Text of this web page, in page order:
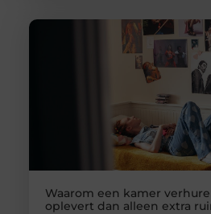
Waarom een kamer
oplevert dan alleen extra